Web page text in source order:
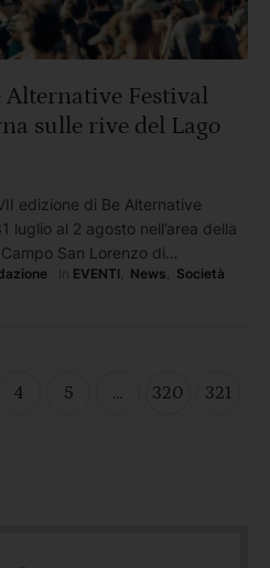
Festival
sulle rive del Lago
edizione di Be Alternative
luglio al 2 agosto nell’area della
San Lorenzo di
scenario del Lago Cecita
EVENTI News Società
4 5 … 320 321